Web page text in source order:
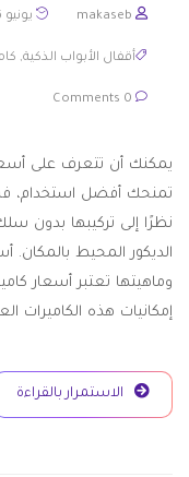
makaseb يونيو 6, 2024
أقفال الأبواب الذكية,
يمكنك أن تتعرف على
تمنحك أفضل استخدام،
نظرًا إلى تركيبها بدون
الديكور المحيط بالمكان.
وماهيتها تعتبر أسعار
إمكانيات هذه الكاميرات
الاستمرار بالقراءة